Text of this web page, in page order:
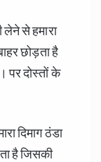
से हमारा
छोड़ता है
पर दोस्तों के
दिमाग ठंडा
है जिसकी